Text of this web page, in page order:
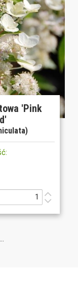
'Pink
...